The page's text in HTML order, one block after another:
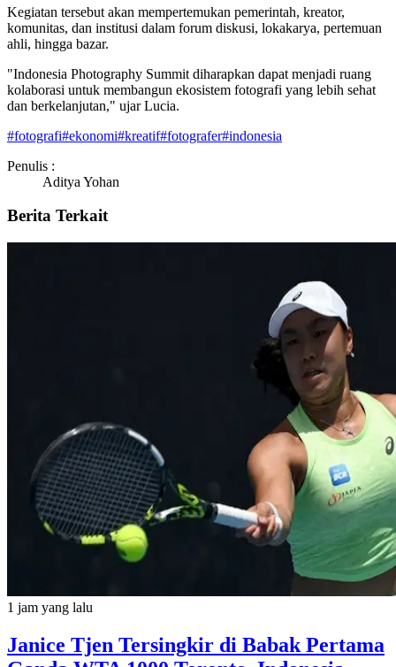
Kegiatan tersebut akan mempertemukan pemerintah, kreator,
komunitas, dan institusi dalam forum diskusi, lokakarya, pertemuan
ahli, hingga bazar.
"Indonesia Photography Summit diharapkan dapat menjadi ruang
kolaborasi untuk membangun ekosistem fotografi yang lebih sehat
dan berkelanjutan," ujar Lucia.
#fotografi#ekonomi#kreatif#fotografer#indonesia
Penulis :
Aditya Yohan
Berita Terkait
1 jam yang lalu
Janice Tjen Tersingkir di Babak Pertama